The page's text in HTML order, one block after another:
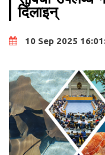
दिलाइन्
10 Sep 2025